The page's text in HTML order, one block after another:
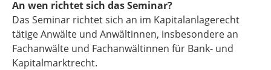
An wen richtet sich das Seminar?
Das Seminar richtet sich an im Kapitalanlagerecht
tätige Anwälte und Anwältinnen, insbesondere an
Fachanwälte und Fachanwältinnen für Bank- und
Kapitalmarktrecht.